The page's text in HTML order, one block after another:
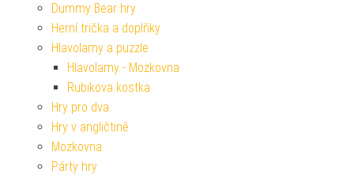
Dummy Bear hry
Herní trička a doplňky
Hlavolamy a puzzle
Hlavolamy - Mozkovna
Rubikova kostka
Hry pro dva
Hry v angličtině
Mozkovna
Párty hry